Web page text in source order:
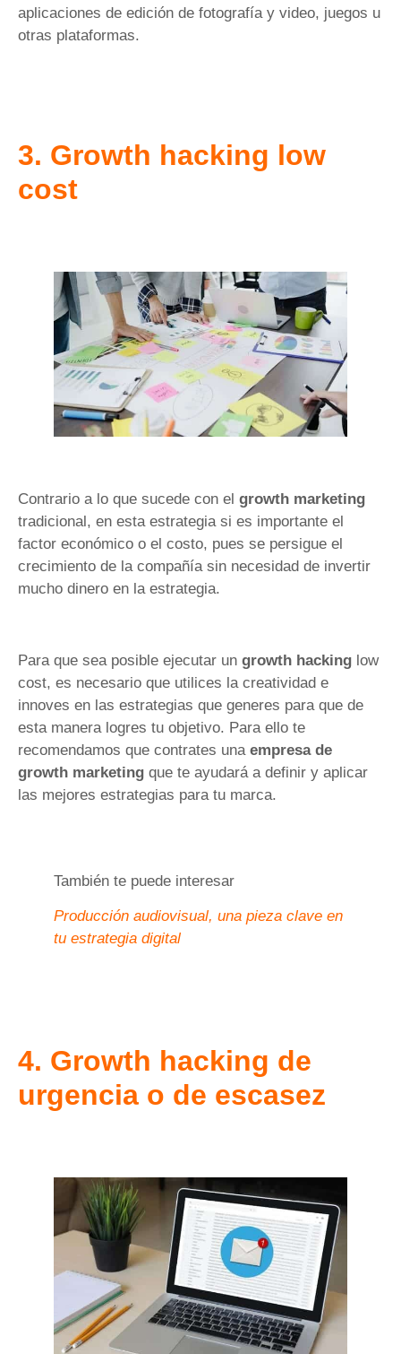
aplicaciones de edición de fotografía y video, juegos u
otras plataformas.
3. Growth hacking low
cost
Contrario a lo que sucede con el growth marketing
tradicional, en esta estrategia si es importante el
factor económico o el costo, pues se persigue el
crecimiento de la compañía sin necesidad de invertir
mucho dinero en la estrategia.
Para que sea posible ejecutar un growth hacking low
cost, es necesario que utilices la creatividad e
innoves en las estrategias que generes para que de
esta manera logres tu objetivo. Para ello te
recomendamos que contrates una empresa de
growth marketing que te ayudará a definir y aplicar
las mejores estrategias para tu marca.
También te puede interesar
Producción audiovisual, una pieza clave en
tu estrategia digital
4. Growth hacking de
urgencia o de escasez